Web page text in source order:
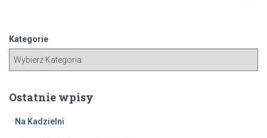
a
j
Kategorie
Ostatnie wpisy
Na Kadzielni